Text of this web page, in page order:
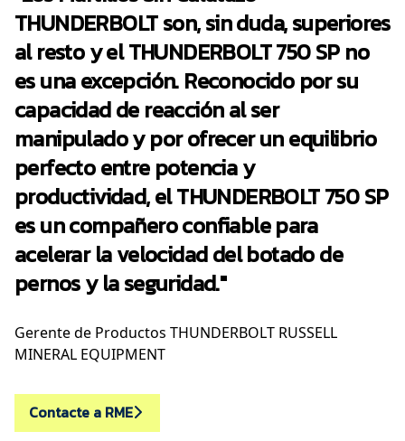
THUNDERBOLT son, sin duda, superiores
al resto y el THUNDERBOLT 750 SP no
es una excepción. Reconocido por su
capacidad de reacción al ser
manipulado y por ofrecer un equilibrio
perfecto entre potencia y
productividad, el THUNDERBOLT 750 SP
es un compañero confiable para
acelerar la velocidad del botado de
pernos y la seguridad."
Gerente de Productos THUNDERBOLT RUSSELL
MINERAL EQUIPMENT
Contacte a RME